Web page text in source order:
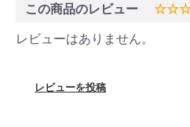
この商品のレビュー
レビューはありません。
レビューを投稿